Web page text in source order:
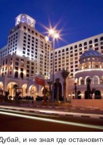
и не зная где